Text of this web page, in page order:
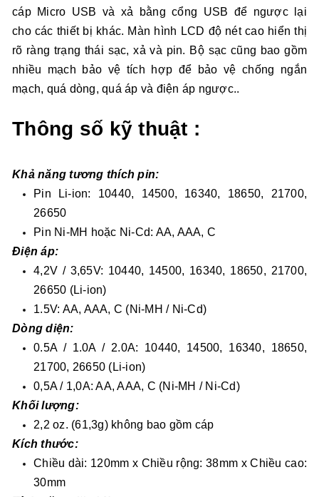
cáp Micro USB và xả bằng cổng USB để ngược lại
cho các thiết bị khác. Màn hình LCD độ nét cao hiển thị
rõ ràng trạng thái sạc, xả và pin. Bộ sạc cũng bao gồm
nhiều mạch bảo vệ tích hợp để bảo vệ chống ngắn
mạch, quá dòng, quá áp và điện áp ngược..
Thông số kỹ thuật :
Khả năng tương thích pin:
Pin Li-ion: 10440, 14500, 16340, 18650, 21700,
26650
Pin Ni-MH hoặc Ni-Cd: AA, AAA, C
Điện áp:
4,2V / 3,65V: 10440, 14500, 16340, 18650, 21700,
26650 (Li-ion)
1.5V: AA, AAA, C (Ni-MH / Ni-Cd)
Dòng diện:
0.5A / 1.0A / 2.0A: 10440, 14500, 16340, 18650,
21700, 26650 (Li-ion)
0,5A / 1,0A: AA, AAA, C (Ni-MH / Ni-Cd)
Khối lượng:
2,2 oz. (61,3g) không bao gồm cáp
Kích thước:
Chiều dài: 120mm x Chiều rộng: 38mm x Chiều cao:
30mm